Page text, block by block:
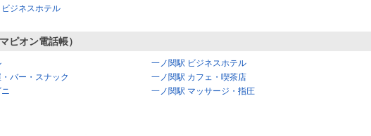
ジネスホテル
ピオン電話帳）
一ノ関駅 ビジネスホテル
バー・スナック
一ノ関駅 カフェ・喫茶店
一ノ関駅 マッサージ・指圧